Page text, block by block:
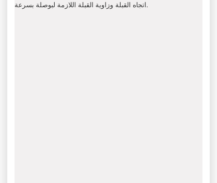
اتجاه القبلة وزاوية القبلة اللازمة لبوصلة بسرعة.